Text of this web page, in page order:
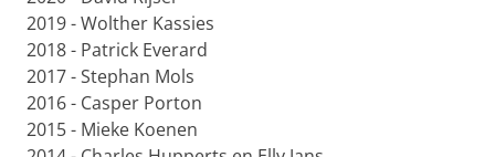
2019 - Wolther Kassies
2018 - Patrick Everard
2017 - Stephan Mols
2016 - Casper Porton
2015 - Mieke Koenen